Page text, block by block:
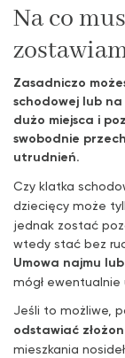
Na co
Zasadniczo
schodowej lub
dużo miejsca i
swobodnie
utrudnień.
Czy klatka
dziecięcy może
jednak zostać
wtedy stać bez
Umowa najmu
mógł
Jeśli to możliwe,
odstawiać
mieszkania